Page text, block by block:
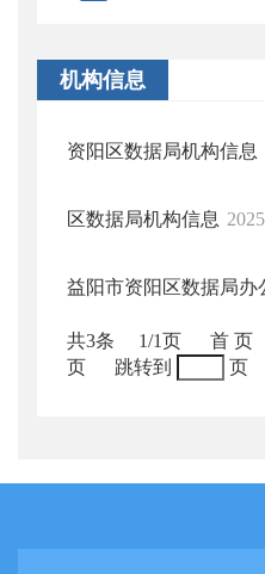
机构信息
资阳区数据局机构信息
区数据局机构信息
益阳市资阳区数据局办
共3条 1/1页 首 页
页
跳转到 页